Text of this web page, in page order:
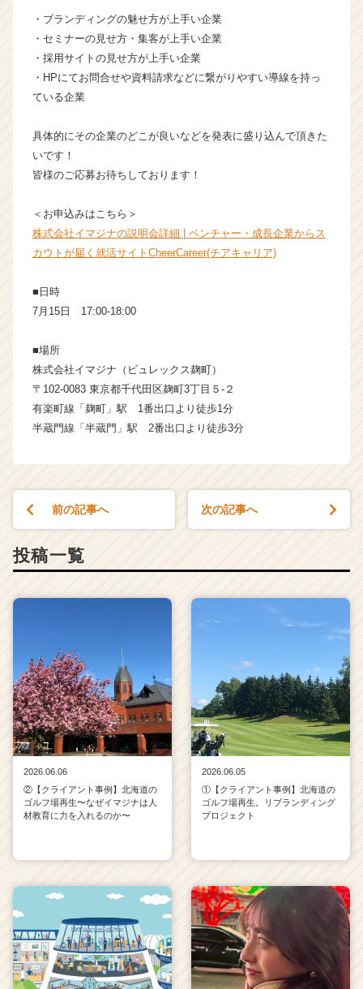
ャ
リ
ア
（C
e
a
e
e
r）
・ブランディングの魅せ方が上手い企業
・セミナーの見せ方・集客が上手い企業
・採用サイトの見せ方が上手い企業
・HPにてお問合せや資料請求などに繋がりやすい導線を持っ
ている企業
具体的にその企業のどこが良いなどを発表に盛り込んで頂きた
いです！
皆様のご応募お待ちしております！
＜お申込みはこちら＞
株式会社イマジナの説明会詳細 | ベンチャー・成長企業からス
カウトが届く就活サイトCheerCareer(チアキャリア)
■日時
7月15日 17:00-18:00
■場所
株式会社イマジナ（ビュレックス麹町）
〒102-0083 東京都千代田区麹町3丁目５-２
有楽町線「麹町」駅 1番出口より徒歩1分
半蔵門線「半蔵門」駅 2番出口より徒歩3分
前の記事へ 次の記事へ
投稿一覧
2026.06.06
②【クライアント事例】北海道の
ゴルフ場再生〜なぜイマジナは人
材教育に力を入れるのか〜
2026.06.05
①【クライアント事例】北海道の
ゴルフ場再生。リブランディング
プロジェクト